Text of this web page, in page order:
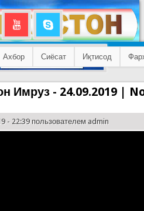
Ахбор Сиёсат Иқтисод
Имруз - 24.09.2019 |
- 22:39 пользователем admin